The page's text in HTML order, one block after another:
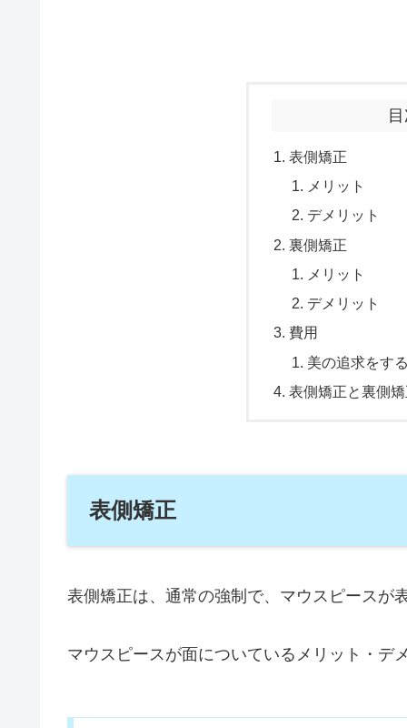
表側矯正
メリット
デメリット
裏側矯正
メリット
デメリット
費用
美の追求をす
表側矯正と裏側
表側矯正
表側矯正は、通常の強制で、マウスピースが
マウスピースが面についているメリット・デ